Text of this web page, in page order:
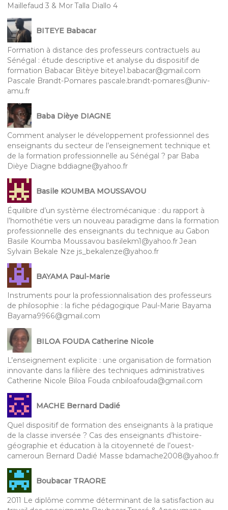
Maillefaud 3 & Mor Talla Diallo 4
BITEYE Babacar
Formation à distance des professeurs contractuels au
Sénégal : étude descriptive et analyse du dispositif de
formation Babacar Bitèye biteye1.babacar@gmail.com
Pascale Brandt-Pomares pascale.brandt-pomares@univ-
amu.fr
Baba Dièye DIAGNE
Comment analyser le développement professionnel des
enseignants du secteur de l’enseignement technique et
de la formation professionnelle au Sénégal ? par Baba
Dièye Diagne bddiagne@yahoo.fr
Basile KOUMBA MOUSSAVOU
Équilibre d’un système électromécanique : du rapport à
l’homothétie vers un nouveau paradigme dans la formation
professionnelle des enseignants du technique au Gabon
Basile Koumba Moussavou basilekm1@yahoo.fr Jean
Sylvain Bekale Nze js_bekalenze@yahoo.fr
BAYAMA Paul-Marie
Instruments pour la professionnalisation des professeurs
de philosophie : la fiche pédagogique Paul-Marie Bayama
Bayama9966@gmail.com
BILOA FOUDA Catherine Nicole
L’enseignement explicite : une organisation de formation
innovante dans la filière des techniques administratives
Catherine Nicole Biloa Fouda cnbiloafouda@gmail.com
MACHE Bernard Dadié
Quel dispositif de formation des enseignants à la pratique
de la classe inversée ? Cas des enseignants d’histoire-
géographie et éducation à la citoyenneté de l’ouest-
cameroun Bernard Dadié Masse bdamache2008@yahoo.fr
Boubacar TRAORE
2011 Le diplôme comme déterminant de la satisfaction au